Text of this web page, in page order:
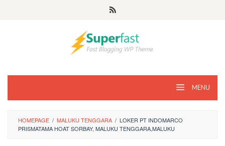
MENU
HOMEPAGE / MALUKU TENGGARA / LOKER PT INDOMARCO
PRISMATAMA HOAT SORBAY, MALUKU TENGGARA,MALUKU